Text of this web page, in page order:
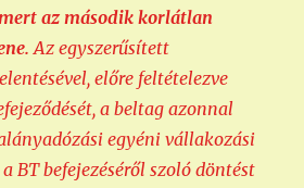
az második korlátlan
Az egyszerűsített
előre feltételezve
a beltag azonnal
egyéni vállakozási
BT befejezéséről szoló döntést